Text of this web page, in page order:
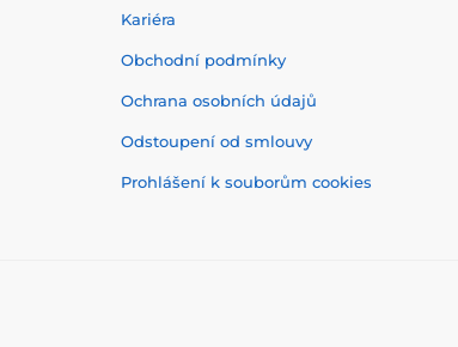
Kariéra
Obchodní podmínky
Ochrana osobních údajů
Odstoupení od smlouvy
Prohlášení k souborům cookies